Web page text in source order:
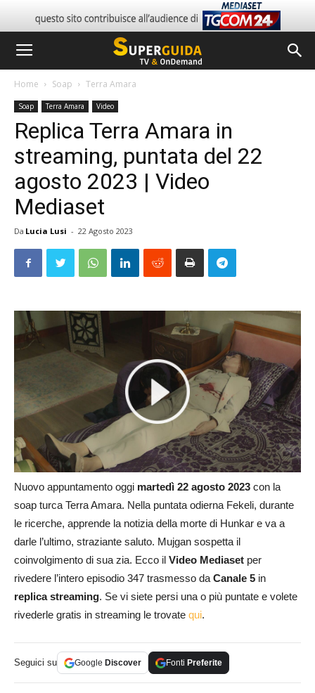
Home Soap Terra Amara
Soap Terra Amara Video
Replica Terra Amara in
streaming, puntata del 22
agosto 2023 | Video
Mediaset
Da Lucia Lusi - 22 Agosto 2023
Nuovo appuntamento oggi martedì 22 agosto 2023 con la
soap turca Terra Amara. Nella puntata odierna Fekeli, durante
le ricerche, apprende la notizia della morte di Hunkar e va a
darle l’ultimo, straziante saluto. Mujgan sospetta il
coinvolgimento di sua zia. Ecco il Video Mediaset per
rivedere l’intero episodio 347 trasmesso daCanale 5 in
replica streaming. Se vi siete persi una o più puntate e volete
rivederle gratis in streaming le trovate qui.
Seguici su Google Discover Fonti Preferite